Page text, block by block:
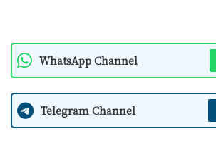
WhatsApp Channel
Telegram Channel